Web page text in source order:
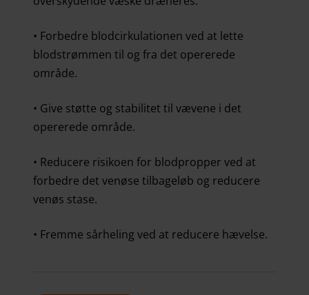
• Forbedre blodcirkulationen ved at lette
blodstrømmen til og fra det opererede
område.
• Give støtte og stabilitet til vævene i det
opererede område.
• Reducere risikoen for blodpropper ved at
forbedre det venøse tilbageløb og reducere
venøs stase.
• Fremme sårheling ved at reducere hævelse.